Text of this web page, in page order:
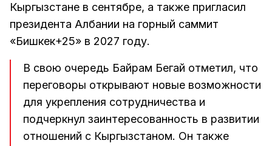
Кыргызстане в сентябре, а также пригласил
президента Албании на горный саммит
«Бишкек+25» в 2027 году.
В свою очередь Байрам Бегай отметил, что
переговоры открывают новые возможности
для укрепления сотрудничества и
подчеркнул заинтересованность в развитии
отношений с Кыргызстаном. Он также